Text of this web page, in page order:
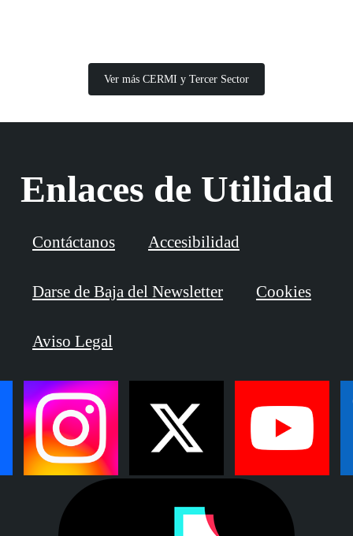
Ver más CERMI y Tercer Sector
Enlaces de Utilidad
Contáctanos Accesibilidad
Darse de Baja del Newsletter Cookies
Aviso Legal